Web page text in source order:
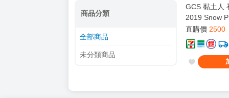
商品分類
全部商品
未分類商品
GCS 黏土人
2019 Snow
No.1000
直購價 2500